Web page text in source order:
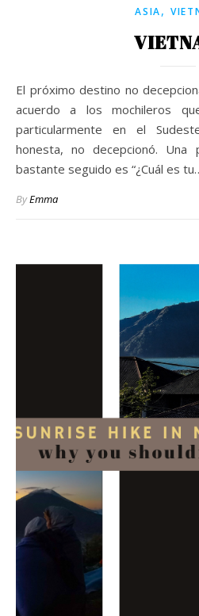
ASIA,
El próximo destino no decepcionará. Eso es imposible, de
acuerdo a los mochileros
particularmente en el
honesta, no decepcionó. Una
bastante seguido es “¿Cuál es
ByEmma